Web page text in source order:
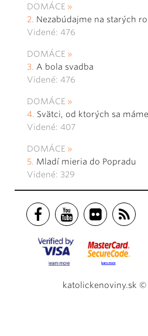
DOMÁCE
Nezabúdajme na starých
Videné: 476
DOMÁCE
A bola svadba
Videné: 476
DOMÁCE
Svätci, od ktorých sa
Videné: 407
DOMÁCE
Mladí mieria do Popradu
Videné: 329
katolickenoviny.sk ©